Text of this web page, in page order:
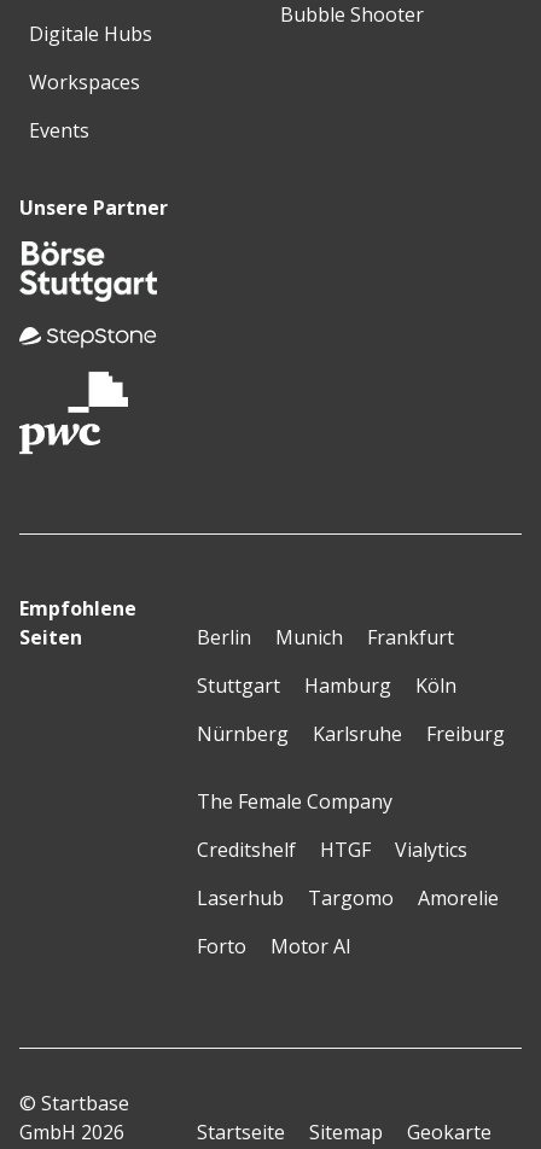
Digitale Hubs
Workspaces
Events
Bubble Shooter
Unsere Partner
Empfohlene
Seiten
Berlin Munich
Frankfurt
Stuttgart
Hamburg
Köln
Nürnberg
Karlsruhe Freiburg
The Female Company
Creditshelf
HTGF
Vialytics
Laserhub
Targomo
Amorelie
Forto
Motor AI
© Startbase
GmbH 2026
Startseite Sitemap Geokarte